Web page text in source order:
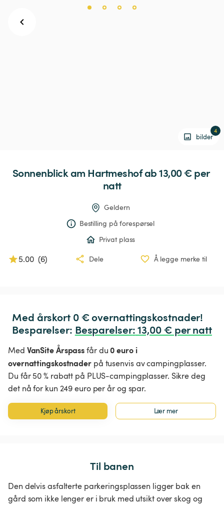
bilder
4
Sonnenblickam Hartmeshof ab 13,00 € per
natt
Geldern
Bestilling på forespørsel
Privat plass
5.00 (6) Dele Å legge merke til
Med årskort 0 € overnattingskostnader!
Besparelser: Besparelser: 13,00 € per natt
Med VanSite Årspassfår du0 euro i
overnattingskostnaderpå tusenvis av campingplasser.
Du får 50 % rabatt på PLUS-campingplasser. Sikre deg
det nå for kun 249 euro per år og spar.
Kjøp årskort Lær mer
Til banen
Den delvis asfalterte parkeringsplassen ligger bak en
gård som ikke lenger er i bruk med utsikt over skog og